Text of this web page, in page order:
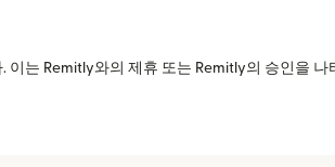
이는 Remitly와의 제휴 또는 Remitly의 승인을 나